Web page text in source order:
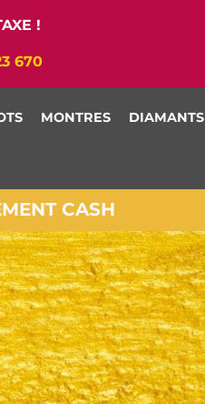
!
670
MONTRES DIAMANTS
CASH